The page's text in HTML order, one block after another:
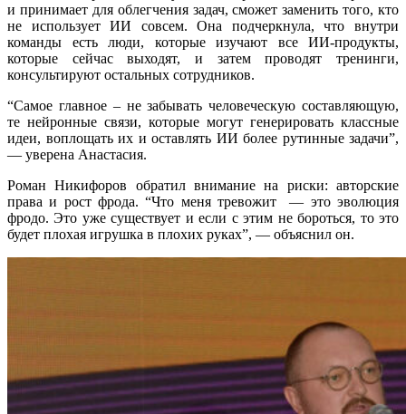
и принимает для облегчения задач, сможет заменить того, кто
не использует ИИ совсем. Она подчеркнула, что внутри
команды есть люди, которые изучают все ИИ-продукты,
которые сейчас выходят, и затем проводят тренинги,
консультируют остальных сотрудников.
“Самое главное – не забывать человеческую составляющую,
те нейронные связи, которые могут генерировать классные
идеи, воплощать их и оставлять ИИ более рутинные задачи”,
— уверена Анастасия.
Роман Никифоров обратил внимание на риски: авторские
права и рост фрода. “Что меня тревожит — это эволюция
фродо. Это уже существует и если с этим не бороться, то это
будет плохая игрушка в плохих руках”, — объяснил он.